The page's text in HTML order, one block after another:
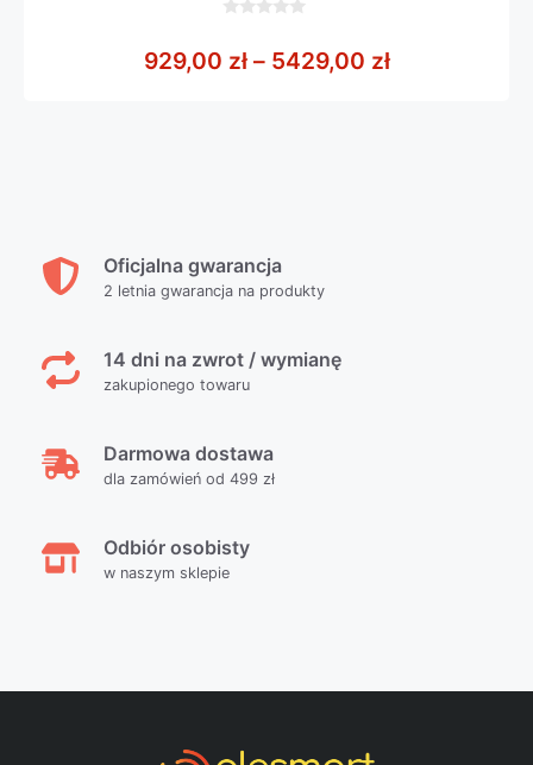
5
929,00 zł – 5429,00 złZakres cen:
Oficjalna gwarancja
2 letnia gwarancja na produkty
14 dni na zwrot / wymianę
zakupionego towaru
Darmowa dostawa
dla zamówień od 499 zł
Odbiór osobisty
w naszym sklepie